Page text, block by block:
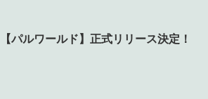
【パルワールド】正式リリース決定！